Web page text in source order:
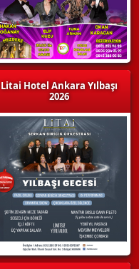
Litai Hotel Ankara Yılbaşı
2026